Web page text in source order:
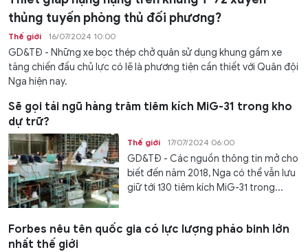
thủng tuyến phòng thủ đối phương?
Thế giới 16/07/2024 10:00
GD&TĐ - Những xe bọc thép chở quân sử dụng khung gầm xe
tăng chiến đấu chủ lực có lẽ là phương tiện cần thiết với Quân đội
Nga hiện nay.
Sẽ gọi tái ngũ hàng trăm tiêm kích MiG-31 trong kho
dự trữ?
Thế giới 17/07/2024 06:00
GD&TĐ - Các nguồn thông tin mở cho
biết đến năm 2018, Nga có thể vẫn lưu
giữ tới 130 tiêm kích MiG-31 trong...
Forbes nêu tên quốc gia có lực lượng pháo binh lớn
nhất thế giới